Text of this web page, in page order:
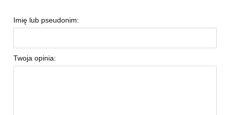
Imię lub pseudonim:
Twoja opinia: